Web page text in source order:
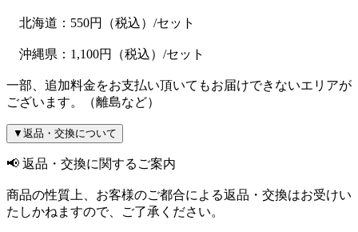
北海道：550円（税込）/セット
沖縄県：1,100円（税込）/セット
一部、追加料金をお支払い頂いてもお届けできないエリアが
ございます。（離島など）
▼ 返品・交換について
📢 返品・交換に関するご案内
商品の性質上、お客様のご都合による返品・交換はお受けい
たしかねますので、ご了承ください。